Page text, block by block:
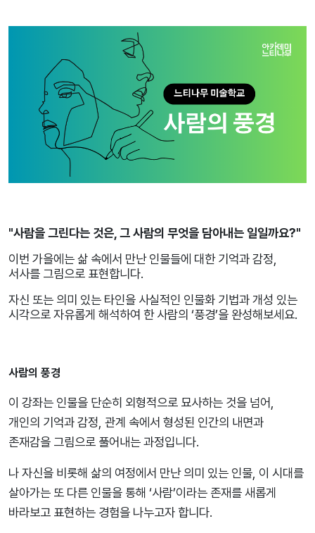
"사람을 그린다는 것은, 그 사람의 무엇을 담아내는 일일까요?"
이번 가을에는 삶 속에서 만난 인물들에 대한 기억과 감정,
서사를 그림으로 표현합니다.
자신 또는 의미 있는 타인을 사실적인 인물화 기법과 개성 있는
시각으로 자유롭게 해석하여 한 사람의 ‘풍경’을 완성해보세요.
사람의 풍경
이 강좌는 인물을 단순히 외형적으로 묘사하는 것을 넘어,
개인의 기억과 감정, 관계 속에서 형성된 인간의 내면과
존재감을 그림으로 풀어내는 과정입니다.
나 자신을 비롯해 삶의 여정에서 만난 의미 있는 인물, 이 시대를
살아가는 또 다른 인물을 통해 ‘사람’이라는 존재를 새롭게
바라보고 표현하는 경험을 나누고자 합니다.